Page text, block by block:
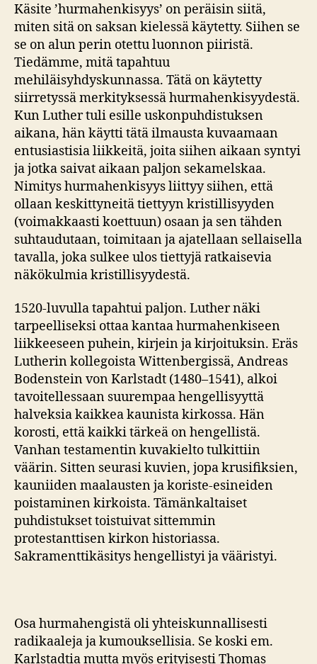
Käsite ’hurmahenkisyys’ on peräisin siitä,
miten sitä on saksan kielessä käytetty. Siihen se
se on alun perin otettu luonnon piiristä.
Tiedämme, mitä tapahtuu
mehiläisyhdyskunnassa. Tätä on käytetty
siirretyssä merkityksessä hurmahenkisyydestä.
Kun Luther tuli esille uskonpuhdistuksen
aikana, hän käytti tätä ilmausta kuvaamaan
entusiastisia liikkeitä, joita siihen aikaan syntyi
ja jotka saivat aikaan paljon sekamelskaa.
Nimitys hurmahenkisyys liittyy siihen, että
ollaan keskittyneitä tiettyyn kristillisyyden
(voimakkaasti koettuun) osaan ja sen tähden
suhtaudutaan, toimitaan ja ajatellaan sellaisella
tavalla, joka sulkee ulos tiettyjä ratkaisevia
näkökulmia kristillisyydestä.
1520-luvulla tapahtui paljon. Luther näki
tarpeelliseksi ottaa kantaa hurmahenkiseen
liikkeeseen puhein, kirjein ja kirjoituksin. Eräs
Lutherin kollegoista Wittenbergissä, Andreas
Bodenstein von Karlstadt (1480–1541), alkoi
tavoitellessaan suurempaa hengellisyyttä
halveksia kaikkea kaunista kirkossa. Hän
korosti, että kaikki tärkeä on hengellistä.
Vanhan testamentin kuvakielto tulkittiin
väärin. Sitten seurasi kuvien, jopa krusifiksien,
kauniiden maalausten ja koriste-esineiden
poistaminen kirkoista. Tämänkaltaiset
puhdistukset toistuivat sittemmin
protestanttisen kirkon historiassa.
Sakramenttikäsitys hengellistyi ja vääristyi.
Osa hurmahengistä oli yhteiskunnallisesti
radikaaleja ja kumouksellisia. Se koski em.
Karlstadtia mutta myös erityisesti Thomas